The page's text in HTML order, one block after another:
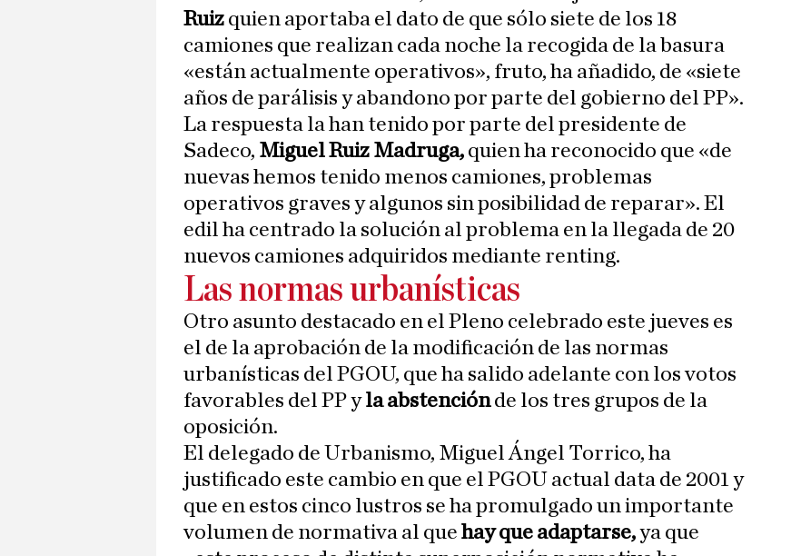
Ruiz quien aportaba el dato de que sólo siete de los 18
camiones que realizan cada noche la recogida de la basura
«están actualmente operativos», fruto, ha añadido, de «siete
años de parálisis y abandono por parte del gobierno del PP».
La respuesta la han tenido por parte del presidente de
Sadeco, Miguel Ruiz Madruga, quien ha reconocido que «de
nuevas hemos tenido menos camiones, problemas
operativos graves y algunos sin posibilidad de reparar». El
edil ha centrado la solución al problema en la llegada de 20
nuevos camiones adquiridos mediante renting.
Las normas urbanísticas
Otro asunto destacado en el Pleno celebrado este jueves es
el de la aprobación de la modificación de las normas
urbanísticas del PGOU, que ha salido adelante con los votos
favorables del PP yla abstenciónde los tres grupos de la
oposición.
El delegado de Urbanismo, Miguel Ángel Torrico, ha
justificado este cambio en que el PGOU actual data de 2001 y
que en estos cinco lustros se ha promulgado un importante
volumen de normativa al que hay que adaptarse,ya que